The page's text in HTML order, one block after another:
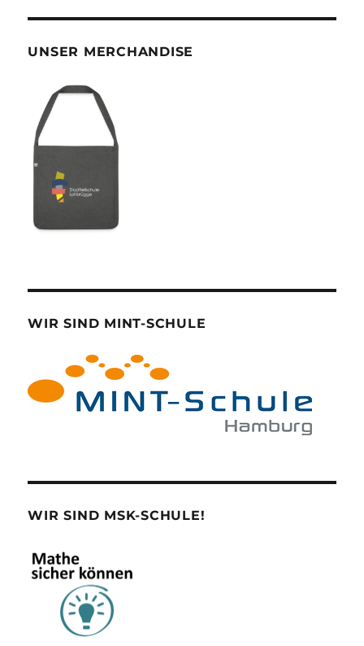
UNSER MERCHANDISE
WIR SIND MINT-SCHULE
WIR SIND MSK-SCHULE!